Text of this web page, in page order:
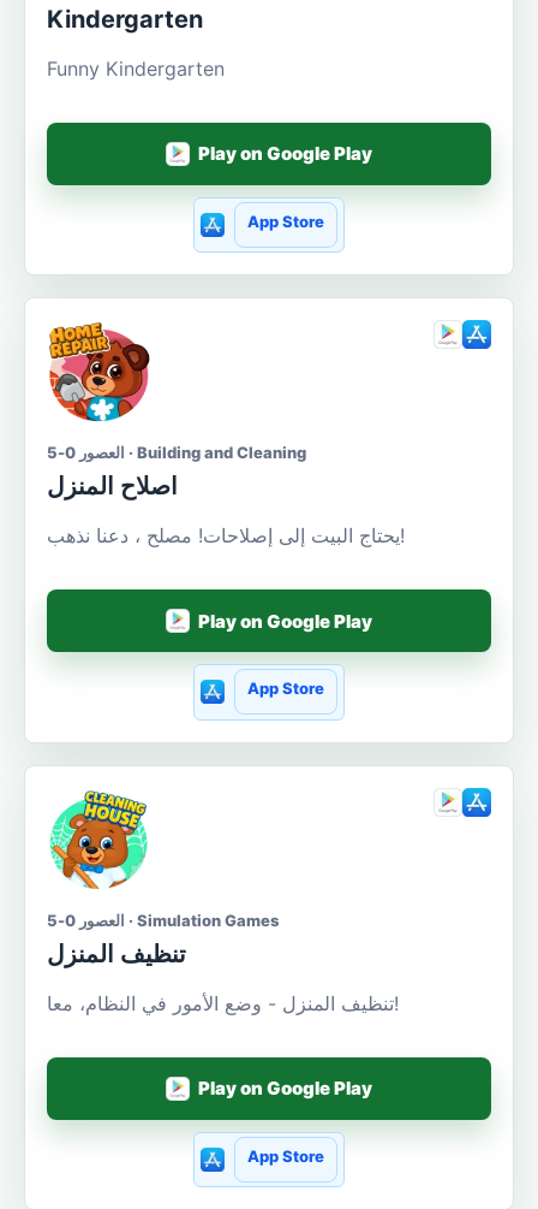
Kindergarten
Funny Kindergarten
Play on Google Play
App Store
العصور 0-5 · Building and Cleaning
اصلاح المنزل
يحتاج البيت إلى إصلاحات! مصلح ، دعنا نذهب!
Play on Google Play
App Store
العصور 0-5 · Simulation Games
تنظيف المنزل
تنظيف المنزل - وضع الأمور في النظام، معا!
Play on Google Play
App Store